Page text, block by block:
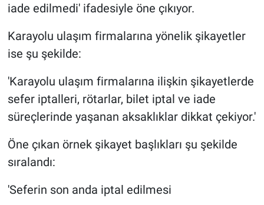
iade edilmedi' ifadesiyle öne çıkıyor.
Karayolu ulaşım firmalarına yönelik şikayetler
ise şu şekilde:
'Karayolu ulaşım firmalarına ilişkin şikayetlerde
sefer iptalleri, rötarlar, bilet iptal ve iade
süreçlerinde yaşanan aksaklıklar dikkat çekiyor.'
Öne çıkan örnek şikayet başlıkları şu şekilde
sıralandı:
'Seferin son anda iptal edilmesi